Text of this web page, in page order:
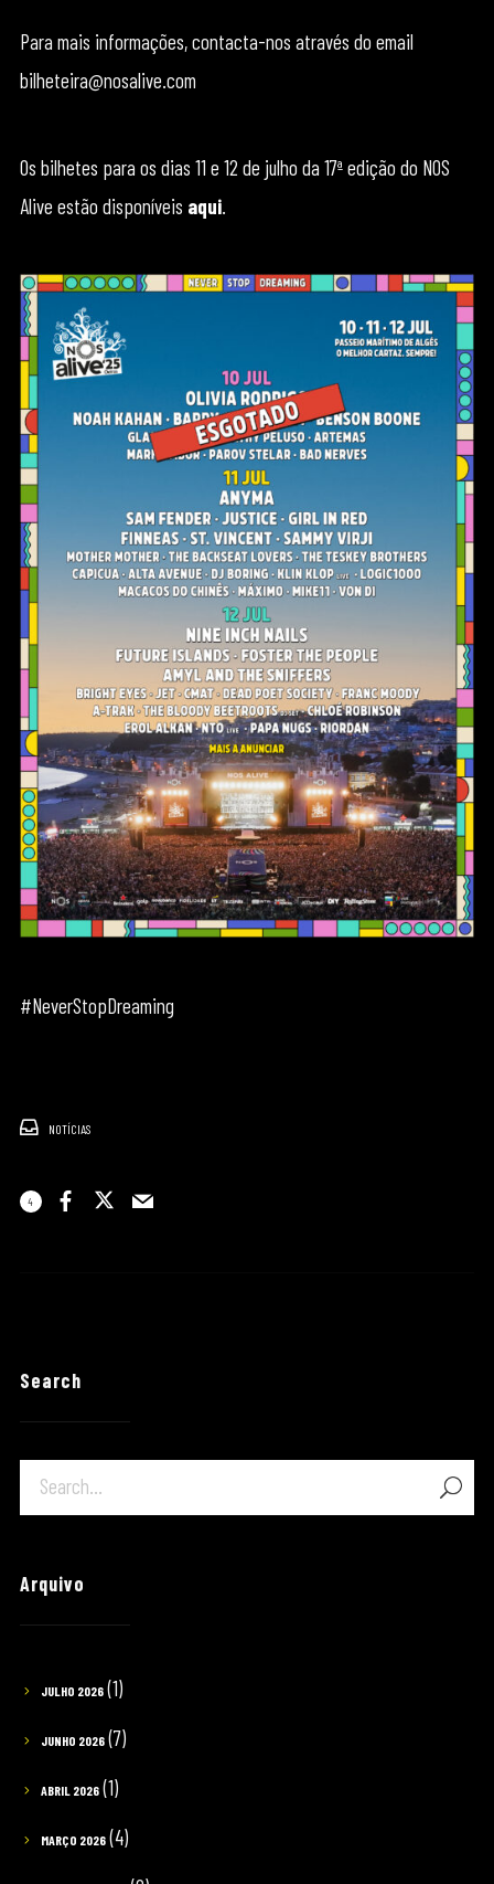
Para mais informações, contacta-nos através do email
bilheteira@nosalive.com
Os bilhetes para os dias 11 e 12 de julho da 17ª edição do NOS
Alive estão disponíveis aqui.
#NeverStopDreaming
NOTÍCIAS
4
Search
Arquivo
JULHO 2026(1)
JUNHO 2026(7)
ABRIL 2026(1)
MARÇO 2026(4)